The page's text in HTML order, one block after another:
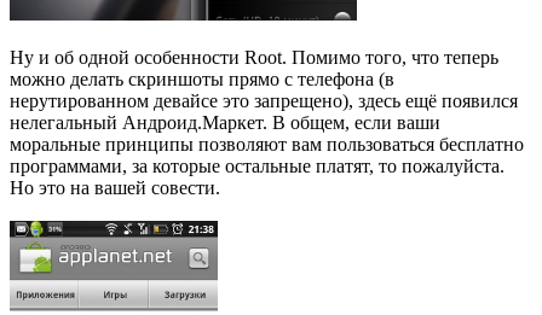
Ну и об одной особенности Root. Помимо того, что теперь
можно делать скриншоты прямо с телефона (в
нерутированном девайсе это запрещено), здесь ещё появился
нелегальный Андроид.Маркет. В общем, если ваши
моральные принципы позволяют вам пользоваться бесплатно
программами, за которые остальные платят, то пожалуйста.
Но это на вашей совести.